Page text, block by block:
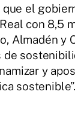
el
con 8,5
Almadén y
y
sostenible”.